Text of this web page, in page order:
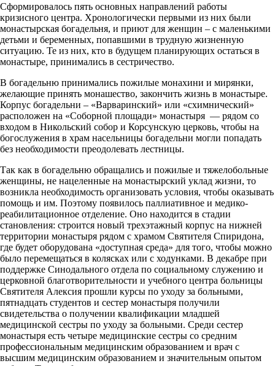
Сформировалось пять основных направлений работы
кризисного центра. Хронологически первыми из них были
монастырская богадельня, и приют для женщин – с маленькими
детьми и беременных, попавшими в трудную жизненную
ситуацию. Те из них, кто в будущем планирующих остаться в
монастыре, принимались в сестричество.
В богадельню принимались пожилые монахини и мирянки,
желающие принять монашество, закончить жизнь в монастыре.
Корпус богадельни – «Варваринский» или «схимнический»
расположен на «Соборной площади» монастыря — рядом со
входом в Никольский собор и Корсунскую церковь, чтобы на
богослужения в храм насельницы богадельни могли попадать
без необходимости преодолевать лестницы.
Так как в богадельню обращались и пожилые и тяжелобольные
женщины, не нацеленные на монастырский уклад жизни, то
возникла необходимость организовать условия, чтобы оказывать
помощь и им. Поэтому появилось паллиативное и медико-
реабилитационное отделение. Оно находится в стадии
становления: строится новый трехэтажный корпус на нижней
территории монастыря рядом с храмом Святителя Спиридона,
где будет оборудована «доступная среда» для того, чтобы можно
было перемещаться в колясках или с ходунками. В декабре при
поддержке Синодального отдела по социальному служению и
церковной благотворительности и учебного центра больницы
Святителя Алексия прошли курсы по уходу за больными,
пятнадцать студентов и сестер монастыря получили
свидетельства о получении квалификации младшей
медицинской сестры по уходу за больными. Среди сестер
монастыря есть четыре медицинские сестры со средним
профессиональным медицинским образованием и врач с
высшим медицинским образованием и значительным опытом